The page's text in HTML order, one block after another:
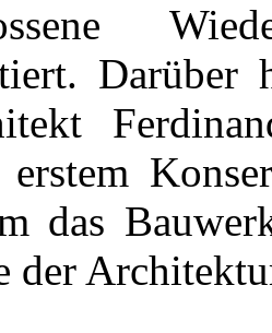
erstem
das
der